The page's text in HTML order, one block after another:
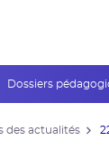
Dossiers
des actualités